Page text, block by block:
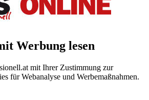
Werbung lesen
mit Ihrer Zustimmung zur
für Webanalyse und Werbemaßnahmen.